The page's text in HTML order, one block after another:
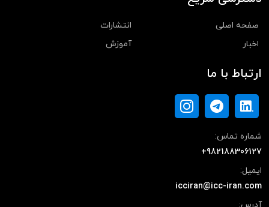
صفحه اصلی
انتشارات
اخبار
آموزش
ارتباط با ما
شماره تماس:
+982188306127
ایمیل:
icciran@icc-iran.com